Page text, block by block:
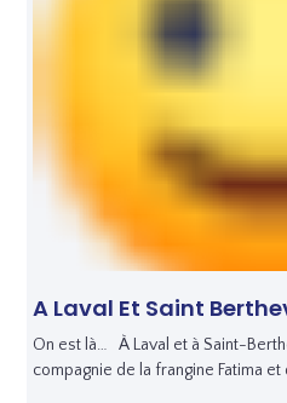
A Laval Et Saint
On est là… À Laval et à Saint-
compagnie de la frangine Fatima et